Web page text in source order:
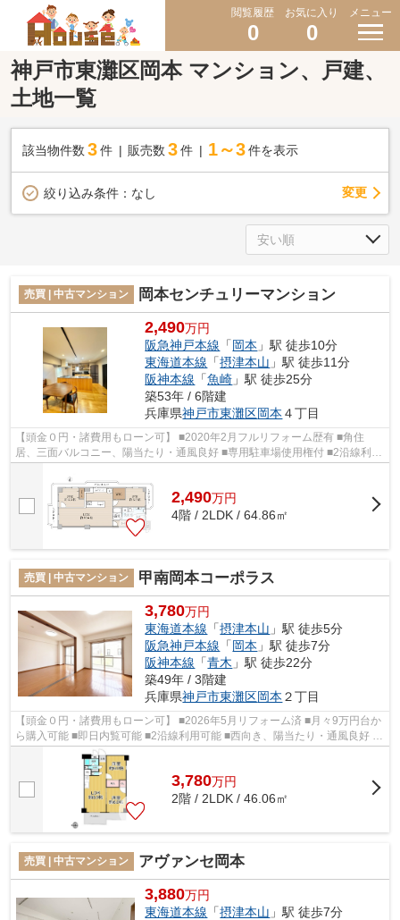
閲覧履歴
0
お気に入り
0
メニュー
神戸市東灘区岡本 マンション、戸建、
土地一覧
該当物件数 3件 販売数 3 件 1～3 件を表示
絞り込み条件： なし 変更
売買 | 中古マンション 岡本センチュリーマンション
2,490万円
阪急神戸本線 「岡本 」駅 徒歩10分
東海道本線 「摂津本山 」駅 徒歩11分
阪神本線 「魚崎 」駅 徒歩25分
築53年 / 6階建
兵庫県神戸市東灘区岡本 ４丁目
【頭金０円・諸費用もローン可】 ■2020年2月フルリフォーム歴有 ■角住
居、三面バルコニー、陽当たり・通風良好 ■専用駐車場使用権付 ■2沿線利用
2,490万円
4階 / 2LDK / 64.86㎡
売買 | 中古マンション 甲南岡本コーポラス
3,780万円
東海道本線 「摂津本山 」駅 徒歩5分
阪急神戸本線 「岡本 」駅 徒歩7分
阪神本線 「青木 」駅 徒歩22分
築49年 / 3階建
兵庫県神戸市東灘区岡本 ２丁目
【頭金０円・諸費用もローン可】 ■2026年5月リフォーム済 ■月々9万円台か
ら購入可能 ■即日内覧可能 ■2沿線利用可能 ■西向き、陽当たり・通風良好 ■
食洗機など設備充実 ■本山第一...
3,780万円
2階 / 2LDK / 46.06㎡
売買 | 中古マンション アヴァンセ岡本
3,880万円
東海道本線 「摂津本山 」駅 徒歩7分